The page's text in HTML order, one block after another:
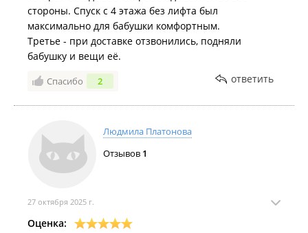
стороны. Спуск с 4 этажа без лифта был
максимально для бабушки комфортным.
Третье - при доставке отзвонились, подняли
бабушку и вещи её.
Спасибо 2 ответить
Людмила Платонова
Отзывов 1
27 октября 2025 г.
Оценка: